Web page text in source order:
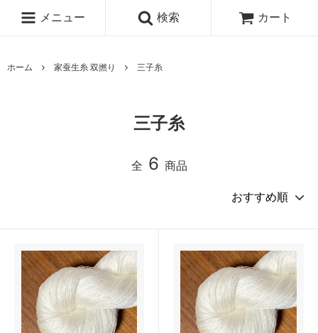
メニュー 検索 カート
ホーム 家蚕生糸 双撚り 三子糸
三子糸
全 6 商品